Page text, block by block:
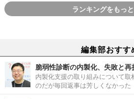
ランキングをもっ
編集部おすす
脆弱性診断の内製化、失敗と
内製化支援の取り組みについて
のだが毎回返事は芳しくなかった